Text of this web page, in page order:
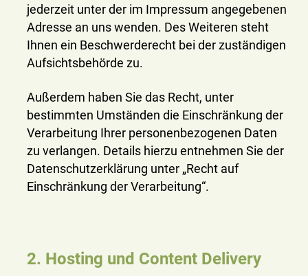
jederzeit unter der im Impressum angegebenen
Adresse an uns wenden. Des Weiteren steht
Ihnen ein Beschwerderecht bei der zuständigen
Aufsichtsbehörde zu.
Außerdem haben Sie das Recht, unter
bestimmten Umständen die Einschränkung der
Verarbeitung Ihrer personenbezogenen Daten
zu verlangen. Details hierzu entnehmen Sie der
Datenschutzerklärung unter „Recht auf
Einschränkung der Verarbeitung“.
2. Hosting und Content Delivery